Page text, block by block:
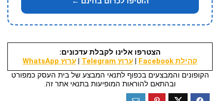
הצטרפו אלינו לקבלת עדכונים:
קהילת Facebook
| ערוץ Telegram | ערוץ WhatsApp
הקופונים והמבצעים בכפוף לתנאי המבצע של בית העסק כמפורט
ובהתאם להוראות המופיעות בתנאי אתר זה.